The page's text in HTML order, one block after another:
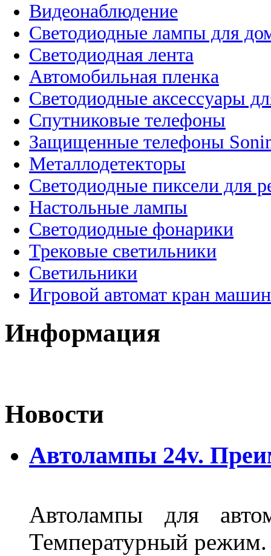
Видеонаблюдение
Светодиодные лампы для
Светодиодная лента
Автомобильная пленка
Светодиодные аксессуары
Спутниковые телефоны
Защищенные телефоны
Металлодетекторы
Светодиодные пиксели для
Настольные лампы
Светодиодные фонарики
Трековые светильники
Светильники
Игровой автомат кран
Информация
Новости
Автолампы 24v.
Автолампы для
Температурный